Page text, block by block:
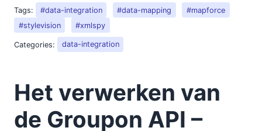
Tags: #data-integration #data-mapping
#mapforce
#stylevision
#xmlspy
Categories: data-integration
Het verwerken van
de Groupon API –